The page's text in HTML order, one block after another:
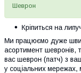
Шеврон
Кріпиться на
Ми працюємо дуже
асортимент
вас шеврон (патч) з
у соціальних мережах,